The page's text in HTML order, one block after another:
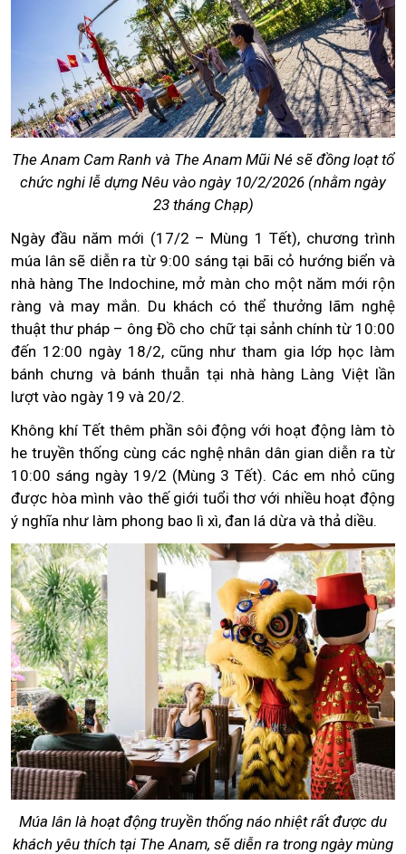
The Anam Cam Ranh và The Anam Mũi Né sẽ đồng loạt tổ
chức nghi lễ dựng Nêu vào ngày 10/2/2026 (nhằm ngày
23 tháng Chạp)
Ngày đầu năm mới (17/2 – Mùng 1 Tết), chương trình
múa lân sẽ diễn ra từ 9:00 sáng tại bãi cỏ hướng biển và
nhà hàng The Indochine, mở màn cho một năm mới rộn
ràng và may mắn. Du khách có thể thưởng lãm nghệ
thuật thư pháp – ông Đồ cho chữ tại sảnh chính từ 10:00
đến 12:00 ngày 18/2, cũng như tham gia lớp học làm
bánh chưng và bánh thuẫn tại nhà hàng Làng Việt lần
lượt vào ngày 19 và 20/2.
Không khí Tết thêm phần sôi động với hoạt động làm tò
he truyền thống cùng các nghệ nhân dân gian diễn ra từ
10:00 sáng ngày 19/2 (Mùng 3 Tết). Các em nhỏ cũng
được hòa mình vào thế giới tuổi thơ với nhiều hoạt động
ý nghĩa như làm phong bao lì xì, đan lá dừa và thả diều.
Múa lân là hoạt động truyền thống náo nhiệt rất được du
khách yêu thích tại The Anam, sẽ diễn ra trong ngày mùng